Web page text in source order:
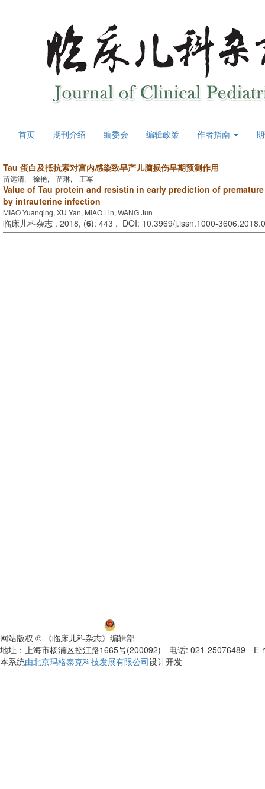
首页 期刊介绍 编委会 编辑政策 作者指南
Tau 蛋白及抵抗素对宫内感染致早产儿脑损伤早期预测作用
苗远清, 徐艳, 苗琳, 王军
Value of Tau protein and resistin in early prediction of
by intrauterine infection
MIAO Yuanqing, XU Yan, MIAO Lin, WANG Jun
临床儿科杂志 . 2018, (6): 443 . DOI: 10.3969/j.issn.1000-
网站版权 © 《临床儿科杂志》编辑部
地址：上海市杨浦区控江路1665号(200092) 电话: 021-25076489 E-
本系统由北京玛格泰克科技发展有限公司设计开发